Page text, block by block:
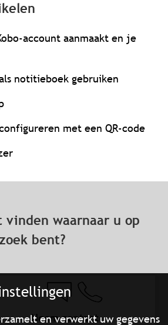
en verwerkt uw gegevens
account aanmaakt en je
notitieboek gebruiken
met een QR-code
vinden waarnaar u op
bent?
Neem contact